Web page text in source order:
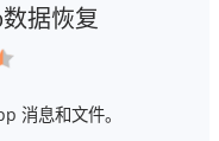
据恢复
消息和文件。